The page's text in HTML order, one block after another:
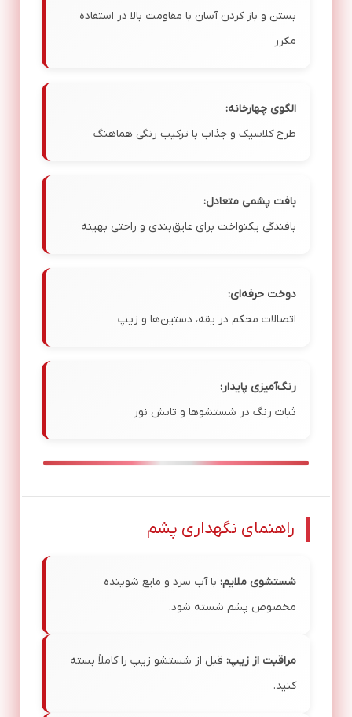
بستن و باز کردن آسان با مقاومت بالا در استفاده
مکرر
الگوی چهارخانه:
طرح کلاسیک و جذاب با ترکیب رنگی هماهنگ
بافت پشمی متعادل:
بافندگی یکنواخت برای عایق‌بندی و راحتی بهینه
دوخت حرفه‌ای:
اتصالات محکم در یقه، دستین‌ها و زیپ
رنگ‌آمیزی پایدار:
ثبات رنگ در شستشوها و تابش نور
راهنمای نگهداری پشم
شستشوی ملایم: با آب سرد و مایع شوینده
مخصوص پشم شسته شود.
مراقبت از زیپ: قبل از شستشو زیپ را کاملاً بسته
کنید.